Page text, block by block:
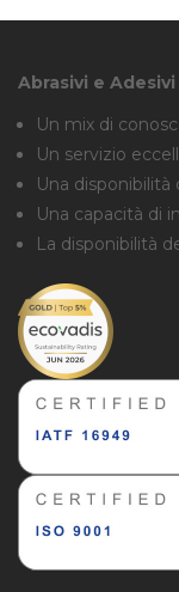
Abrasivi e Adesivi
Un mix di
Un servizio
Una
Una capacità di
La disponibilità